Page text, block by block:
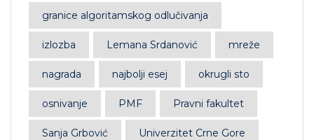
granice algoritamskog odlučivanja
izlozba Lemana Srdanović mreže
nagrada najbolji esej okrugli sto
osnivanje PMF Pravni fakultet
Sanja Grbović Univerzitet Crne Gore